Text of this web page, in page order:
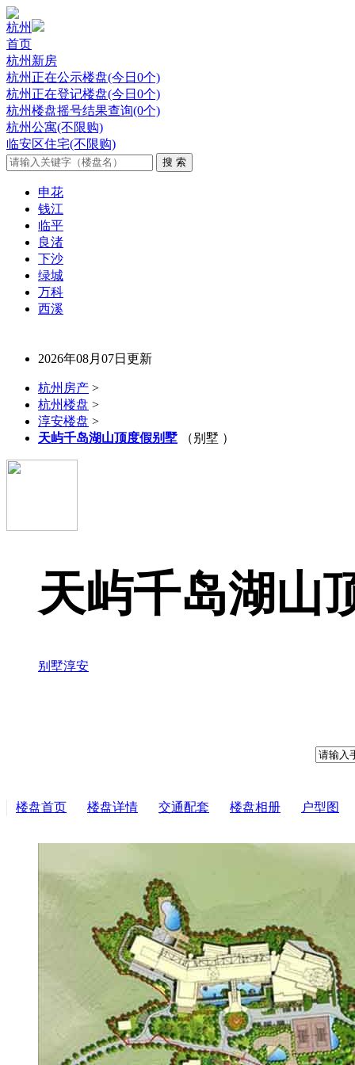
杭州
首页
杭州新房
杭州正在公示楼盘(今日0个)
杭州正在登记楼盘(今日0个)
杭州楼盘摇号结果查询(0个)
杭州公寓(不限购)
临安区住宅(不限购)
申花
钱江
临平
良渚
下沙
绿城
万科
西溪
2026年08月07日更新
杭州房产 >
杭州楼盘 >
淳安楼盘 >
天屿千岛湖山顶度假别墅 （别墅 ）
天屿千岛湖山
别墅淳安
楼盘首页 楼盘详情 交通配套 楼盘相册 户型图